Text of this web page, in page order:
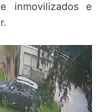
inmovilizados e